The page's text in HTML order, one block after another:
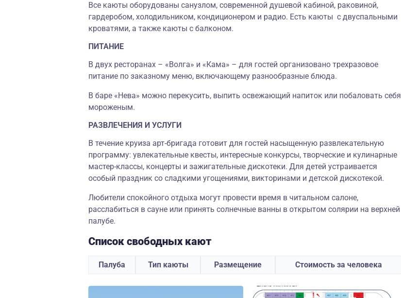
Все каюты оборудованы санузлом, современной душевой кабиной, раковиной,
гардеробом, холодильником, кондиционером и радио. Есть каюты с двуспальными
кроватями, а также каюты с балконом.
ПИТАНИЕ
В двух ресторанах – «Волга» и «Кама» – для гостей организовано трехразовое
питание по заказному меню, включающему разнообразные блюда.
В баре «Нева» можно перекусить, выпить освежающий напиток или побаловать себя
мороженым.
РАЗВЛЕЧЕНИЯ И УСЛУГИ
В течение круиза арт-бригада готовит для гостей насыщенную развлекательную
программу: увлекательные квесты, интересные конкурсы, творческие и кулинарные
мастер-классы, концерты и зажигательные дискотеки. Для детей устраивается
особый праздник со сладкими угощениями, викторинами и детской дискотекой.
Любители спокойного отдыха могут провести время в читальном салоне,
расслабиться в сауне или принять солнечные ванны в открытом солярии на верхней
палубе.
Список свободных кают
Палуба Тип каюты Размещение Стоимость за человека